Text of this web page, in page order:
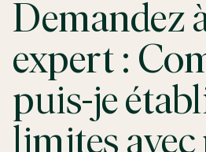
Demandez
expert :
puis-je